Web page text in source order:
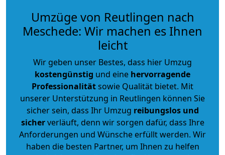
Umzüge von Reutlingen nach
Meschede: Wir machen es Ihnen
leicht
Wir geben unser Bestes, dass hier Umzug
kostengünstig und eine hervorragende
Professionalitätsowie Qualität bietet. Mit
unserer Unterstützung in Reutlingen können Sie
sicher sein, dass Ihr Umzug reibungslos und
sicherverläuft, denn wir sorgen dafür, dass Ihre
Anforderungen und Wünsche erfüllt werden. Wir
haben die besten Partner, um Ihnen zu helfen